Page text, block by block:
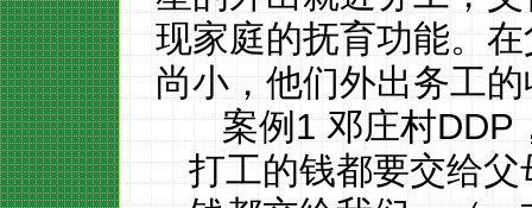
现家庭的抚育功能。
尚小，他们外出务工
案例1 邓庄村DDP
打工的钱都要交给